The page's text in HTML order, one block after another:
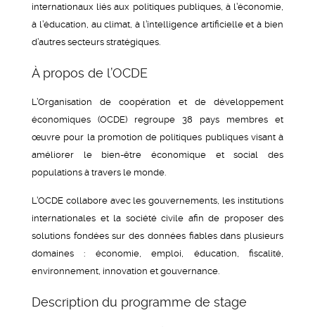
internationaux liés aux politiques publiques, à l’économie,
à l’éducation, au climat, à l’intelligence artificielle et à bien
d’autres secteurs stratégiques.
À propos de l’OCDE
L’Organisation de coopération et de développement
économiques (OCDE) regroupe 38 pays membres et
œuvre pour la promotion de politiques publiques visant à
améliorer le bien-être économique et social des
populations à travers le monde.
L’OCDE collabore avec les gouvernements, les institutions
internationales et la société civile afin de proposer des
solutions fondées sur des données fiables dans plusieurs
domaines : économie, emploi, éducation, fiscalité,
environnement, innovation et gouvernance.
Description du programme de stage